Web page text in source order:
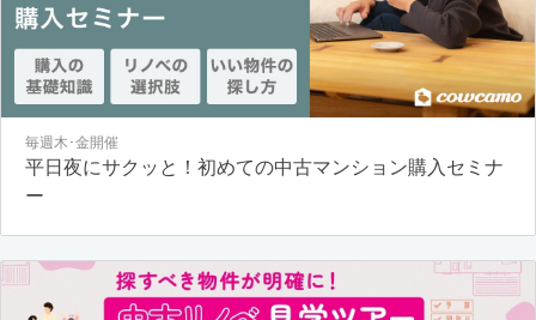
毎週木･金開催
平日夜にサクッと！初めての中古マンション購入セミナ
ー